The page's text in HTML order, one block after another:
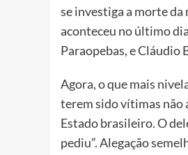
se investiga a morte
aconteceu no último
Paraopebas, e Cláudio
Agora, o que mais
terem sido vítimas não
Estado brasileiro. O
pediu”. Alegação